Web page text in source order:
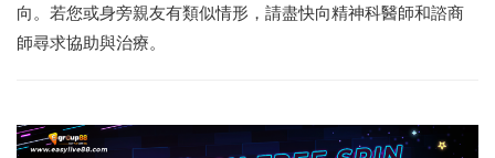
向。若您或身旁親友有類似情形，請盡快向精神科醫師和諮商
師尋求協助與治療。